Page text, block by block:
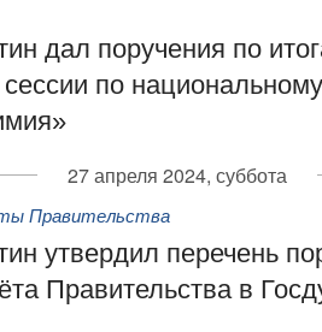
дал поручения по
сессии по
27 апреля 2024, суббота
Правительства
утвердил перечень
Правительства в